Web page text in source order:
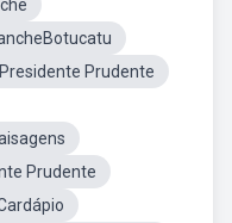
Prudente
Prudente